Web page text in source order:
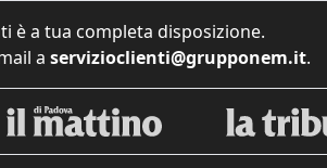
è a tua completa disposizione.
a servizioclienti@grupponem.it.